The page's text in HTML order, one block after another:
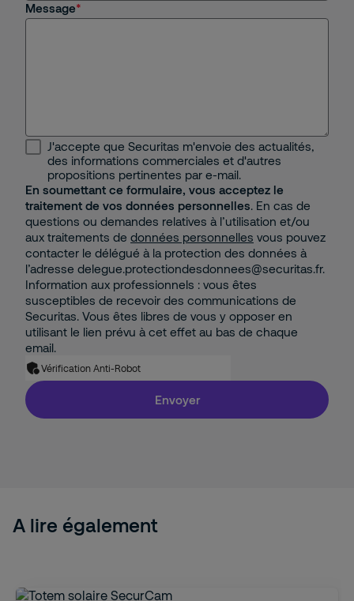
Message
J'accepte que Securitas m'envoie des actualités,
des informations commerciales et d'autres
propositions pertinentes par e-mail.
En soumettant ce formulaire, vous acceptez le
traitement de vos données personnelles. En cas de
questions ou demandes relatives à l’utilisation et/ou
aux traitements de données personnelles vous pouvez
contacter le délégué à la protection des données à
l’adresse delegue.protectiondesdonnees@securitas.fr.
Information aux professionnels : vous êtes
susceptibles de recevoir des communications de
Securitas. Vous êtes libres de vous y opposer en
utilisant le lien prévu à cet effet au bas de chaque
email.
Vérification Anti-Robot
Envoyer
A lire également